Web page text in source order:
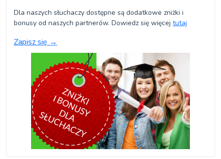
Dla naszych słuchaczy dostępne są dodatkowe zniżki i
bonusy od naszych partnerów. Dowiedz się więcej tutaj
Zapisz się →